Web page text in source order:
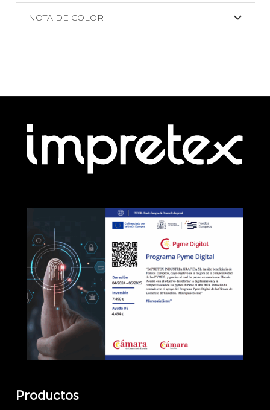
NOTA DE COLOR
Productos